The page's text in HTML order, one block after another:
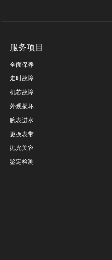
服务项目
全面保养
走时故障
机芯故障
外观损坏
腕表进水
更换表带
抛光美容
鉴定检测